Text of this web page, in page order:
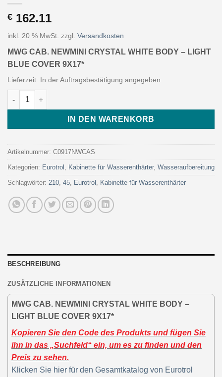
€ 162.11
inkl. 20 % MwSt. zzgl. Versandkosten
MWG CAB. NEWMINI CRYSTAL WHITE BODY – LIGHT
BLUE COVER 9X17*
Lieferzeit: In der Auftragsbestätigung angegeben
MWG CAB. NEWMINI CRYSTAL WHITE BODY - LIGHT BLUE
IN DEN WARENKORB
Artikelnummer: C0917NWCAS
Kategorien: Eurotrol , Kabinette für Wasserenthärter, Wasseraufbereitung
Schlagwörter: 210, 45, Eurotrol , Kabinette für Wasserenthärter
BESCHREIBUNG
ZUSÄTZLICHE INFORMATIONEN
MWG CAB. NEWMINI CRYSTAL WHITE BODY –
LIGHT BLUE COVER 9X17*
Kopieren Sie den Code des Produkts und fügen Sie
ihn in das „Suchfeld“ ein, um es zu finden und den
Preis zu sehen.
Klicken Sie hier für den Gesamtkatalog von Eurotrol